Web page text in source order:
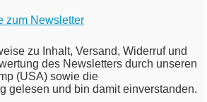
zum Newsletter
zu Inhalt, Versand, Widerruf und
des Newsletters durch unseren
(USA) sowie die
gelesen und bin damit einverstanden.